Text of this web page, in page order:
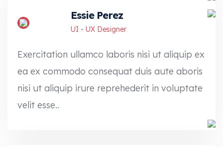
Essie Perez
UI - UX Designer
Exercitation ullamco laboris nisi ut aliquip ex
ea ex commodo consequat duis aute aboris
nisi ut aliquip irure reprehederit in voluptate
velit esse..